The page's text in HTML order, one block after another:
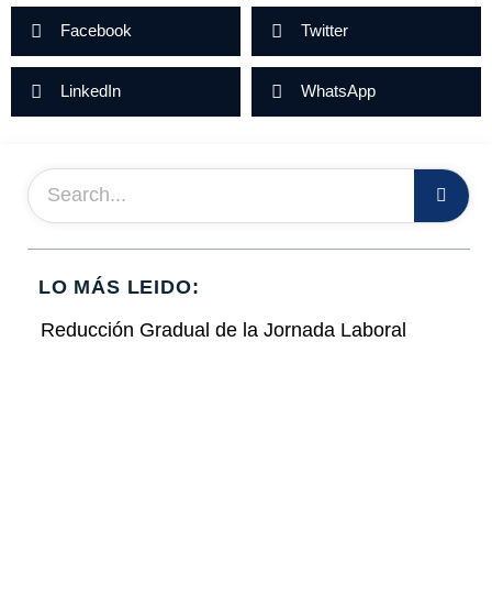
Facebook Twitter
LinkedIn WhatsApp
LO MÁS LEIDO:
Reducción Gradual de la Jornada Laboral